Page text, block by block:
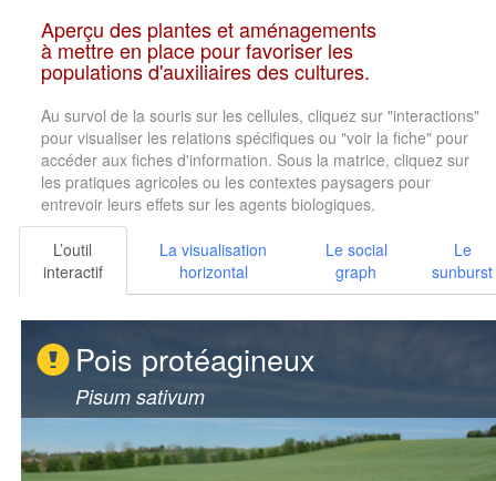
Aperçu des plantes et aménagements
à mettre en place pour favoriser les
populations d'auxiliaires des cultures.
Au survol de la souris sur les cellules, cliquez sur "interactions"
pour visualiser les relations spécifiques ou "voir la fiche" pour
accéder aux fiches d'information. Sous la matrice, cliquez sur
les pratiques agricoles ou les contextes paysagers pour
entrevoir leurs effets sur les agents biologiques.
L’outil
interactif
La visualisation
horizontal
Le social
graph
Le
sunburst
Pois protéagineux
Pisum sativum